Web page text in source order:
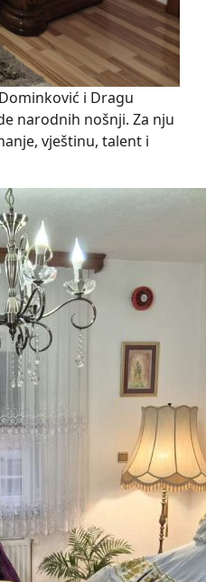
i Dragu
narodnih nošnji. Za nju
vještinu, talent i